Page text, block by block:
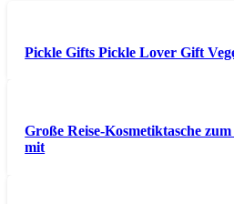
Pickle Gifts Pickle Lover Gift
Große Reise-Kosmetiktasche
mit